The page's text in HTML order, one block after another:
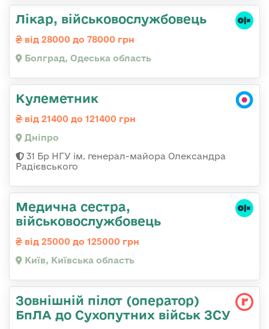
Лікар, військовослужбовець
від 28000 до 78000 грн
Болград, Одеська область
Кулеметник
від 21400 до 121400 грн
Дніпро
31 Бр НГУ ім. генерал-майора Олександра
Радієвського
Медична сестpа,
військовослужбовець
від 25000 до 125000 грн
Київ, Київська область
Зовнішній пілот (оператор)
БпЛА до Сухопутних військ ЗСУ